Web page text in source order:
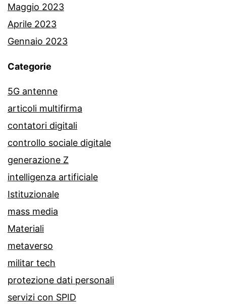
Maggio 2023
Aprile 2023
Gennaio 2023
Categorie
5G antenne
articoli multifirma
contatori digitali
controllo sociale digitale
generazione Z
intelligenza artificiale
Istituzionale
mass media
Materiali
metaverso
militar tech
protezione dati personali
servizi con SPID